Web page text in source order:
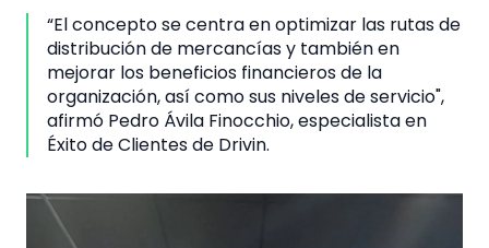
“El concepto se centra en optimizar las rutas de
distribución de mercancías y también en
mejorar los beneficios financieros de la
organización, así como sus niveles de servicio",
afirmó Pedro Ávila Finocchio, especialista en
Éxito de Clientes de Drivin.